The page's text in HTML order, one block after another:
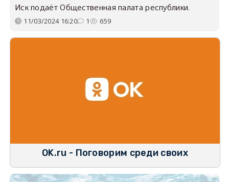
Иск подаёт Общественная палата республики.
11/03/2024 16:20 1 659
OK.ru - Поговорим среди своих